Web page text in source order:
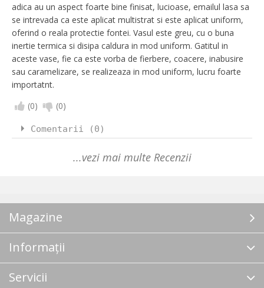
adica au un aspect foarte bine finisat, lucioase, emailul lasa sa
se intrevada ca este aplicat multistrat si este aplicat uniform,
oferind o reala protectie fontei. Vasul este greu, cu o buna
inertie termica si disipa caldura in mod uniform. Gatitul in
aceste vase, fie ca este vorba de fierbere, coacere, inabusire
sau caramelizare, se realizeaza in mod uniform, lucru foarte
importatnt.
(0) (0)
Comentarii (0)
...vezi mai multe Recenzii
Magazine
Informații
Servicii